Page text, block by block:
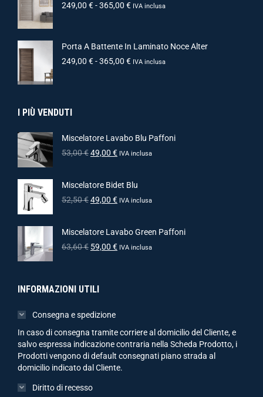
249,00 €-365,00 € IVA inclusa
Porta A Battente In Laminato Noce Alter
249,00 €-365,00 € IVA inclusa
I PIÙ VENDUTI
Miscelatore Lavabo Blu Paffoni
53,00€49,00 € IVA inclusa
Miscelatore Bidet Blu
52,50€49,00 € IVA inclusa
Miscelatore Lavabo Green Paffoni
63,60€ 59,00 € IVA inclusa
INFORMAZIONI UTILI
Consegna e spedizione
In caso di consegna tramite corriere al domicilio del Cliente, e
salvo espressa indicazione contraria nella Scheda Prodotto, i
Prodotti vengono di default consegnati piano strada al
domicilio indicato dal Cliente.
Diritto di recesso